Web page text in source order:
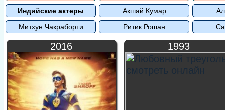
Индийские актеры
Акшай Кумар
Митхун Чакраборти
Ритик Рошан
2016 1993